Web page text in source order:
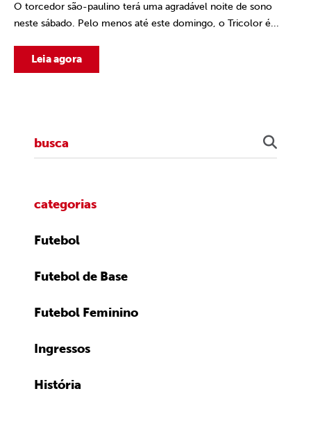
O torcedor são-paulino terá uma agradável noite de sono
neste sábado. Pelo menos até este domingo, o Tricolor é...
Leia agora
categorias
Futebol
Futebol de Base
Futebol Feminino
Ingressos
História